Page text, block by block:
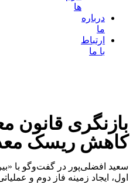
ها
درباره
ما
ارتباط
با ما
بازنگری قانون
کاهش ریسک
سعید افضلی‌پور در گفت‌وگو با
اول، ایجاد زمینه فاز دوم و